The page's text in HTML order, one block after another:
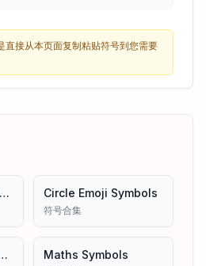
直接从本页面复制粘贴符号到您需要
Square Emoji Symbols Circle Emoji Symbols
符号合集
Symbols Maths Symbols